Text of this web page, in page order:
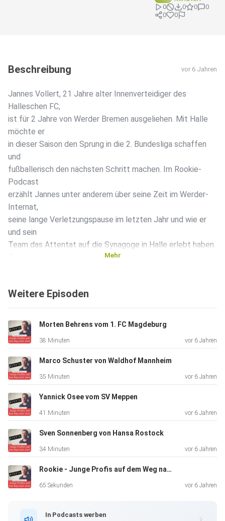
0 0 0
0
0
0
Beschreibung vor 6 Jahren
Jannes Vollert, 21 Jahre alter Innenverteidiger des
Halleschen FC,
ist für 2 Jahre von Werder Bremen ausgeliehen. Mit Halle
möchte er
in dieser Saison den Sprung in die 2. Bundesliga schaffen
und
fußballerisch den nächsten Schritt machen. Im Rookie-
Podcast
erzählt Jannes unter anderem über seine Zeit im Werder-
Internat,
seine lange Verletzungspause im letzten Jahr und wie er
und sein
Team das Attentat auf die Synagoge in Halle erlebt haben.
Spielen weiterhin fest an den Aufstieg glaubt und wie es
Kochkünste bestellt ist.
Mehr
Weitere Episoden
Morten Behrens vom 1. FC Magdeburg
38 Minuten vor 6 Jahren
Marco Schuster von Waldhof Mannheim
35 Minuten vor 6 Jahren
Yannick Osee vom SV Meppen
41 Minuten vor 6 Jahren
Sven Sonnenberg von Hansa Rostock
34 Minuten vor 6 Jahren
Rookie - Junge Profis auf dem Weg nach oben
65 Sekunden vor 6 Jahren
In Podcasts werben